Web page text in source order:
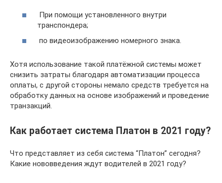
При помощи установленного внутри
транспондера;
по видеоизображению номерного знака.
Хотя использование такой платёжной системы может
снизить затраты благодаря автоматизации процесса
оплаты, с другой стороны немало средств требуется на
обработку данных на основе изображений и проведение
транзакций.
Как работает система Платон в 2021 году?
Что представляет из себя система “Платон” сегодня?
Какие нововведения ждут водителей в 2021 году?